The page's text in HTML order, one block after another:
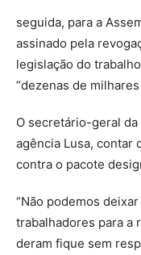
seguida, para a
assinado pela
legislação do
“dezenas de
O secretário-geral
agência Lusa, contar
contra o pacote
“Não podemos
trabalhadores para a
deram fique sem